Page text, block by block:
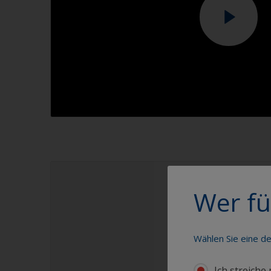
Wer
Wählen Sie eine